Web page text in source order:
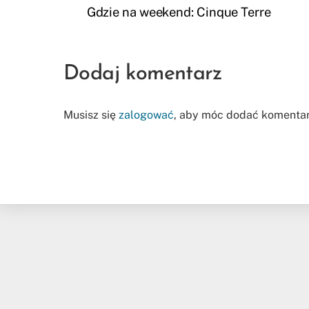
Gdzie na weekend: Cinque Terre
Dodaj komentarz
Musisz się zalogować, aby móc dodać